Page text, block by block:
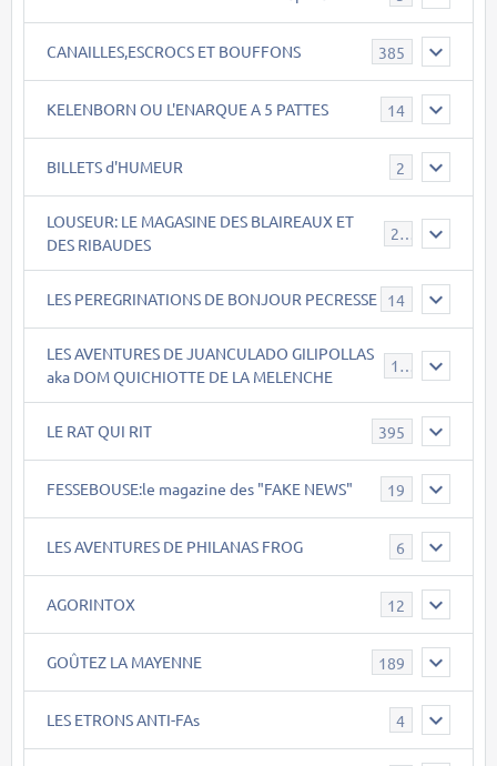
CANAILLES,ESCROCS ET BOUFFONS 385
KELENBORN OU L'ENARQUE A 5 PATTES 14
BILLETS d'HUMEUR 2
LOUSEUR: LE MAGASINE DES BLAIREAUX ET
DES RIBAUDES
21
LES PEREGRINATIONS DE BONJOUR PECRESSE 14
LES AVENTURES DE JUANCULADO GILIPOLLAS
aka DOM QUICHIOTTE DE LA MELENCHE
119
LE RAT QUI RIT 395
FESSEBOUSE:le magazine des "FAKE NEWS" 19
LES AVENTURES DE PHILANAS FROG 6
AGORINTOX 12
GOÛTEZ LA MAYENNE 189
LES ETRONS ANTI-FAs 4